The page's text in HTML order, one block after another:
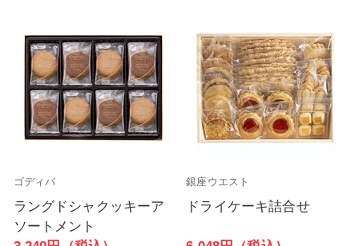
ゴディバ
ラングドシャクッキーア
ソートメント
銀座ウエスト
ドライケーキ詰合せ